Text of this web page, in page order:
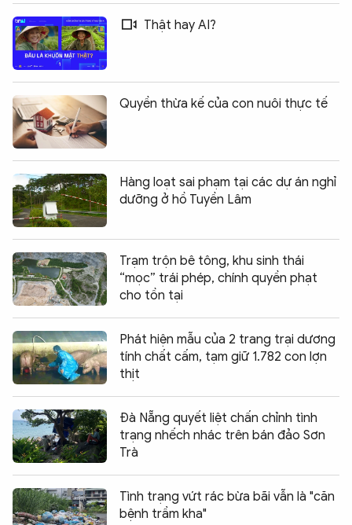
Thật hay AI?
Quyền thừa kế của con nuôi thực tế
Hàng loạt sai phạm tại các dự án nghỉ
dưỡng ở hồ Tuyền Lâm
Trạm trộn bê tông, khu sinh thái
“mọc” trái phép, chính quyền phạt
cho tồn tại
Phát hiện mẫu của 2 trang trại dương
tính chất cấm, tạm giữ 1.782 con lợn
thịt
Đà Nẵng quyết liệt chấn chỉnh tình
trạng nhếch nhác trên bán đảo Sơn
Trà
Tình trạng vứt rác bừa bãi vẫn là "căn
bệnh trầm kha"